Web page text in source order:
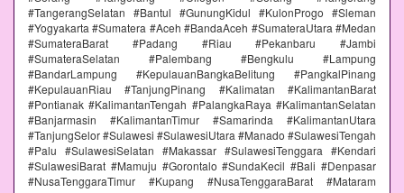
#TangerangSelatan #Bantul #GunungKidul #KulonProgo #Sleman
#Yogyakarta #Sumatera #Aceh #BandaAceh #SumateraUtara #Medan
#SumateraBarat #Padang #Riau #Pekanbaru #Jambi
#SumateraSelatan #Palembang #Bengkulu #Lampung
#BandarLampung #KepulauanBangkaBelitung #PangkalPinang
#KepulauanRiau #TanjungPinang #Kalimatan #KalimantanBarat
#Pontianak #KalimantanTengah #PalangkaRaya #KalimantanSelatan
#Banjarmasin #KalimantanTimur #Samarinda #KalimantanUtara
#TanjungSelor #Sulawesi #SulawesiUtara #Manado #SulawesiTengah
#Palu #SulawesiSelatan #Makassar #SulawesiTenggara #Kendari
#SulawesiBarat #Mamuju #Gorontalo #SundaKecil #Bali #Denpasar
#NusaTenggaraTimur #Kupang #NusaTenggaraBarat #Mataram